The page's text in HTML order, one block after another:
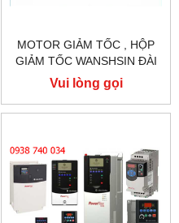
MOTOR GIẢM TỐC , HỘP
GIẢM TỐC WANSHSIN ĐÀI
LOAN 1.5KW 1500W 2HP AC
BA PHA 220 V / 380V
Vui lòng gọi